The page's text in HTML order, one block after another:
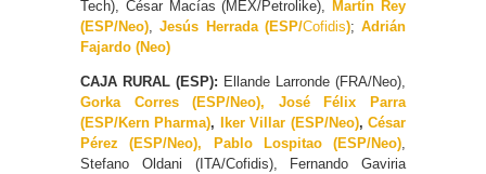
Tech), César Macías (MEX/Petrolike), Martín Rey
(ESP/Neo),Jesús Herrada (ESP/Cofidis); Adrián
Fajardo (Neo)
CAJA RURAL (ESP): Ellande Larronde (FRA/Neo),
Gorka Corres (ESP/Neo), José Félix Parra
(ESP/Kern Pharma), Iker Villar (ESP/Neo),César
Pérez (ESP/Neo), Pablo Lospitao (ESP/Neo),
Stefano Oldani (ITA/Cofidis), Fernando Gaviria